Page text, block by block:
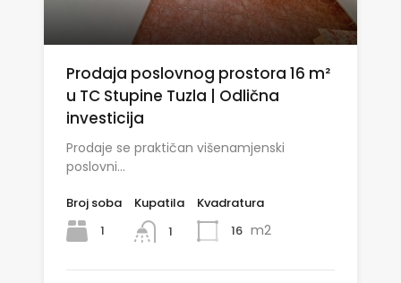
Prodaja poslovnog prostora 16 m²
u TC Stupine Tuzla | Odlična
investicija
Prodaje se praktičan višenamjenski
poslovni…
Broj soba
1
Kupatila
1
Kvadratura
16 m2